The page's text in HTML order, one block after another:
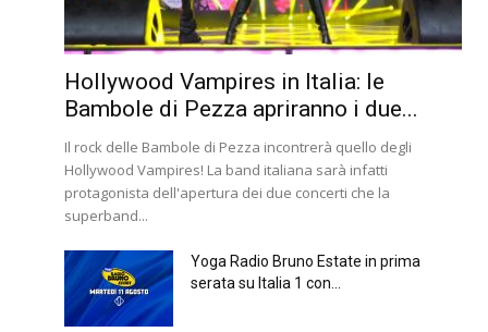
Hollywood Vampires in Italia: le
Bambole di Pezza apriranno i due...
Il rock delle Bambole di Pezza incontrerà quello degli
Hollywood Vampires! La band italiana sarà infatti
protagonista dell'apertura dei due concerti che la
superband...
Yoga Radio Bruno Estate in prima
serata su Italia 1 con...